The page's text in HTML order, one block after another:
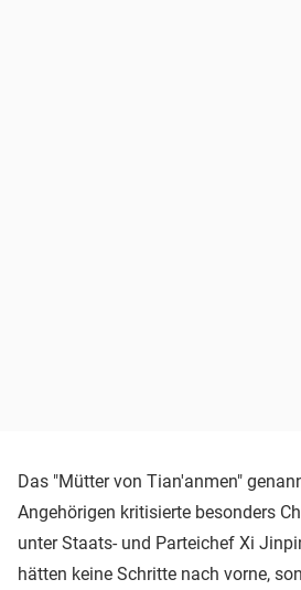
Das "Mütter von Tian'anmen"
Angehörigen kritisierte besonders
unter Staats- und Parteichef Xi
hätten keine Schritte nach vorne,